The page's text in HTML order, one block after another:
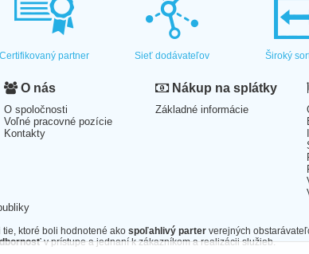
Certifikovaný partner Sieť dodávateľov Široký
O nás
O spoločnosti
Voľné pracovné pozície
Kontakty
Nákup na splátky
Základné informácie
ktoré boli hodnotené ako spoľahlivý parter verejných
v prístupe a jednaní k zákazníkom a realizácii služieb.